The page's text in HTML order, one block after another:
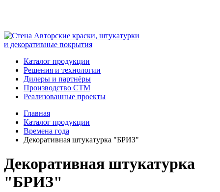
Авторские краски, штукатурки
и декоративные покрытия
Каталог продукции
Решения и технологии
Дилеры и партнёры
Производство СТМ
Реализованные проекты
Главная
Каталог продукции
Времена года
Декоративная штукатурка "БРИЗ"
Декоративная штукатурка
"БРИЗ"